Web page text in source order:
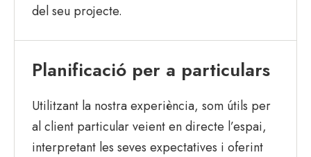
del seu projecte.
Planificació per a particulars
Utilitzant la nostra experiència, som útils per
al client particular veient en directe l’espai,
interpretant les seves expectatives i oferint